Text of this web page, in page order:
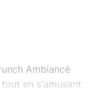
Ambiancé
en s'amusant